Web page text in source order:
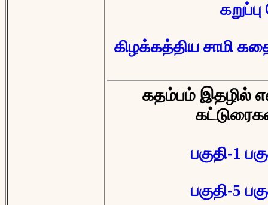
கிழக்கத்திய சாமி
கதம்பம் இதழில்
பகுதி-1
பகுதி-5